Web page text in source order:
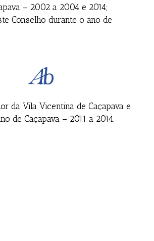
– 2002 a 2004 e 2014;
Conselho durante o ano de
da Vila Vicentina de Caçapava e
de Caçapava – 2011 a 2014.